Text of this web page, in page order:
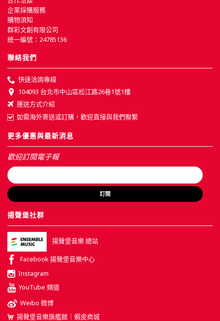
企業採購服務
購物須知
群彩文創有限公司
統一編號：24785136
聯絡我們
快速洽詢專線
104093 台北市中山區松江路26巷1號1樓
運送方式介紹
如需海外寄送或訂購，歡迎直接與我們聯繫
更多優惠與最新消息
歡迎訂閱電子報
訂閱
揚聲堡社群
揚聲堡音樂 總站
Facebook 揚聲堡音樂中心
Instagram
YouTube 頻道
Weibo 微博
揚聲堡音樂旗艦館｜蝦皮商城